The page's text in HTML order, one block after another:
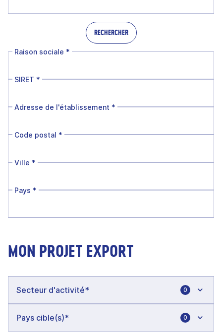
RECHERCHER
Raison sociale *
SIRET *
Adresse de l'établissement *
Code postal *
Ville *
Pays *
MON PROJET EXPORT
0
0